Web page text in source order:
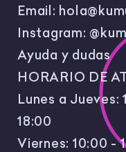
formas
🏆
si la
todo
Curso
un
Email:
Instagram:
Ayuda y dudas
HORARIO DE
Lunes a Jueves:
18:00
Viernes: 10:00 -